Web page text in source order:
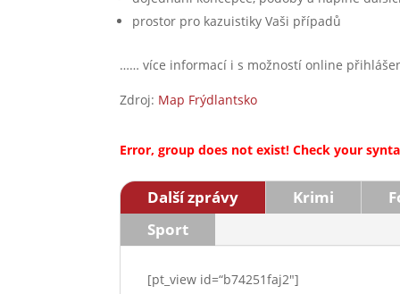
prostor pro kazuistiky Vaši případů
…… více informací i s možností online
Zdroj: Map Frýdlantsko
Error, group does not exist! Check your
Další zprávy Krimi
Sport
[pt_view id=“b74251faj2″]